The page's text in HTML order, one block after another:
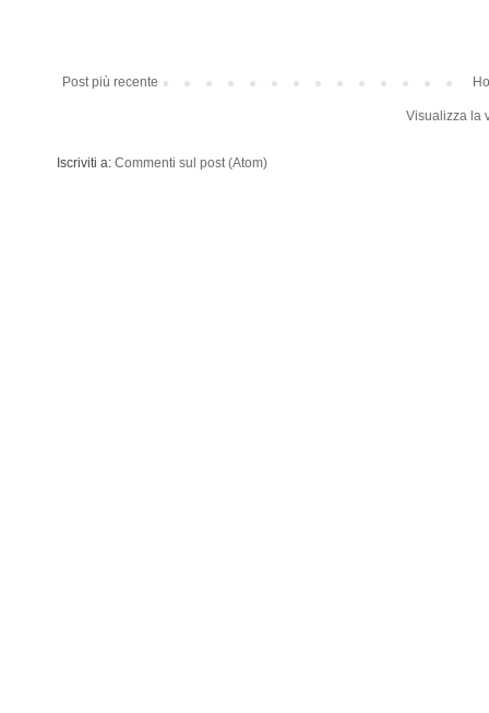
Post più recente
Visualizza la
Iscriviti a: Commenti sul post (Atom)